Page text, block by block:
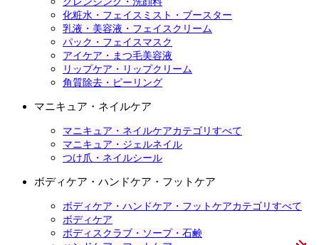
化粧水・フェイスミスト・ブースター
乳液・美容液・フェイスクリーム
パック・フェイスマスク
アイケア・まつ毛美容液
リップケア・リップクリーム
角質除去・ピーリング
マニキュア・ネイルケア
マニキュア・ネイルケアカテゴリすべて
マニキュア・ジェルネイル
つけ爪・ネイルシール
ボディケア・ハンドケア・フットケア
ボディケア・ハンドケア・フットケアカテゴリすべて
ボディケア
ボディスクラブ・ソープ・石鹸